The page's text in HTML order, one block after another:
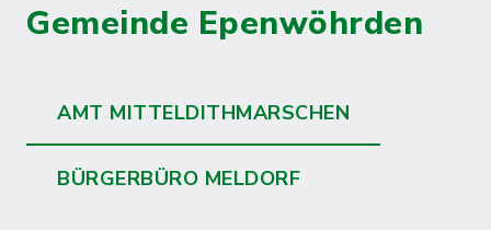
Gemeinde Epenwöhrden
AMT MITTELDITHMARSCHEN
BÜRGERBÜRO MELDORF